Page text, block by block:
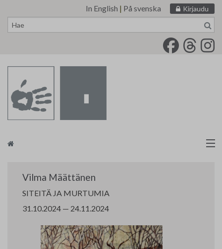
In English | På svenska Kirjaudu
sisältöön
Näyttelytoiminta
Tarvikevälitys
Yhteystiedot
Vilma Määttänen
SITEITÄ JA MURTUMIA
31.10.2024 — 24.11.2024